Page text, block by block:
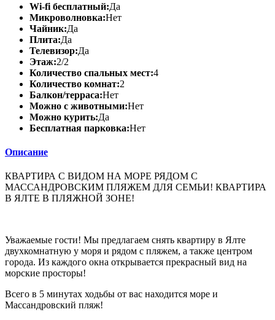
Wi-fi бесплатный:Да
Микроволновка:Нет
Чайник:Да
Плита:Да
Телевизор:Да
Этаж:2/2
Количество спальных мест:4
Количество комнат:2
Балкон/терраса:Нет
Можно с животными:Нет
Можно курить:Да
Бесплатная парковка:Нет
Описание
КВАРТИРА С ВИДОМ НА МОРЕ РЯДОМ С
МАССАНДРОВСКИМ ПЛЯЖЕМ ДЛЯ СЕМЬИ! КВАРТИРА
В ЯЛТЕ В ПЛЯЖНОЙ ЗОНЕ!
Уважаемые гости! Мы предлагаем снять квартиру в Ялте
двухкомнатную у моря и рядом с пляжем, а также центром
города. Из каждого окна открывается прекрасный вид на
морские просторы!
Всего в 5 минутах ходьбы от вас находится море и
Массандровский пляж!